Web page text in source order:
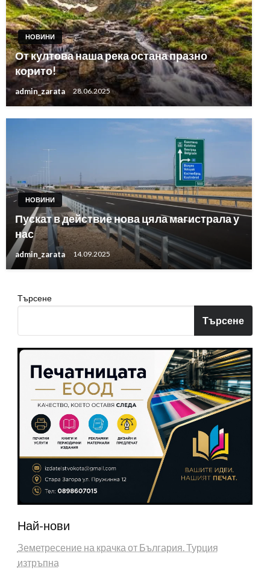
НОВИНИ
От култова наша река остана празно
корито!
admin_zarata 28.06.2025
НОВИНИ
Пускат в действие нова цяла магистрала у
нас
admin_zarata 14.09.2025
Търсене
Търсене
Най-нови
Земетресение на крачка от България. Турция
изтръпна